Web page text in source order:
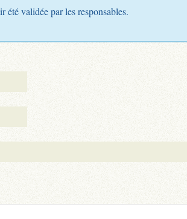
été validée par les responsables.